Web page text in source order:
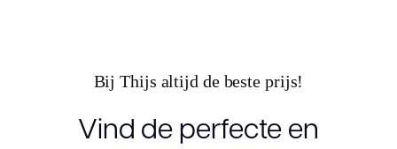
Type click
Garantie
Bij Thijs altijd de beste prijs!
Vind de perfecte en